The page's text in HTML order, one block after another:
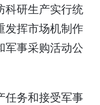
研生产实行统
发挥市场机制作
军事采购活动公
任务和接受军事